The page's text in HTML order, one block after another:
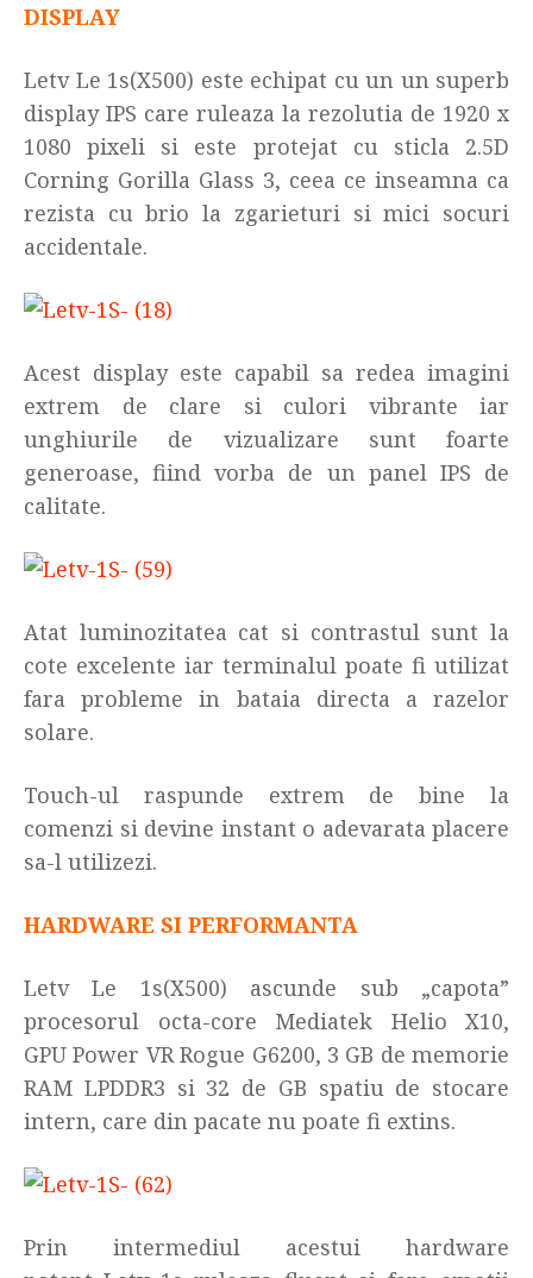
DISPLAY
Letv Le 1s(X500) este echipat cu un un superb
display IPS care ruleaza la rezolutia de 1920 x
1080 pixeli si este protejat cu sticla 2.5D
Corning Gorilla Glass 3, ceea ce inseamna ca
rezista cu brio la zgarieturi si mici socuri
accidentale.
Acest display este capabil sa redea imagini
extrem de clare si culori vibrante iar
unghiurile de vizualizare sunt foarte
generoase, fiind vorba de un panel IPS de
calitate.
Atat luminozitatea cat si contrastul sunt la
cote excelente iar terminalul poate fi utilizat
fara probleme in bataia directa a razelor
solare.
Touch-ul raspunde extrem de bine la
comenzi si devine instant o adevarata placere
sa-l utilizezi.
HARDWARE SI PERFORMANTA
Letv Le 1s(X500) ascunde sub „capota”
procesorul octa-core Mediatek Helio X10,
GPU Power VR Rogue G6200, 3 GB de memorie
RAM LPDDR3 si 32 de GB spatiu de stocare
intern, care din pacate nu poate fi extins.
Prin intermediul acestui hardware